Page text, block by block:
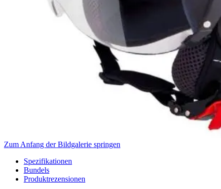
Zum Anfang der Bildgalerie springen
Spezifikationen
Bundels
Produktrezensionen